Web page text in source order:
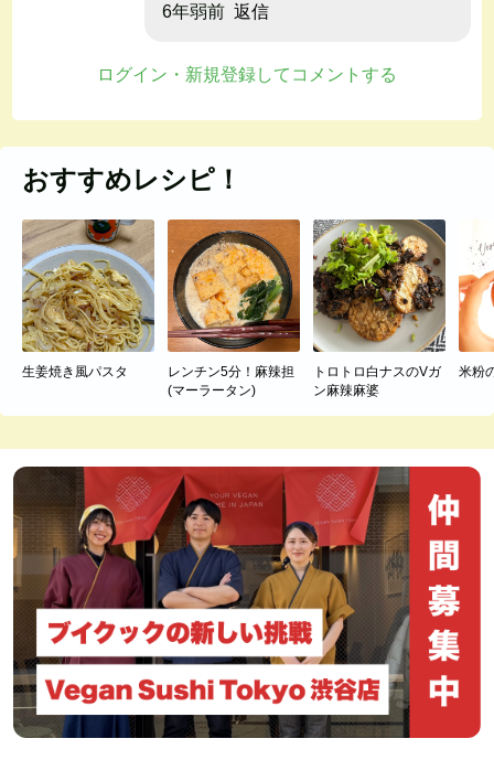
6年弱前 返信
ログイン・新規登録してコメントする
おすすめレシピ！
生姜焼き風パスタ
レンチン5分！麻辣担
(マーラータン)
トロトロ白ナスのVガ
ン麻辣麻婆
米粉